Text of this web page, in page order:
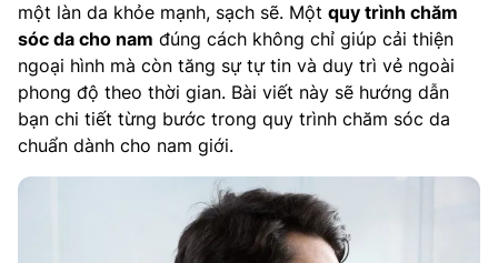
một làn da khỏe mạnh, sạch sẽ. Một quy trình chăm
sóc da cho nam đúng cách không chỉ giúp cải thiện
ngoại hình mà còn tăng sự tự tin và duy trì vẻ ngoài
phong độ theo thời gian. Bài viết này sẽ hướng dẫn
bạn chi tiết từng bước trong quy trình chăm sóc da
chuẩn dành cho nam giới.